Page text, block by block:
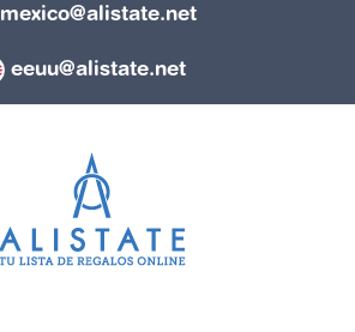
mexico@alistate.net
eeuu@alistate.net